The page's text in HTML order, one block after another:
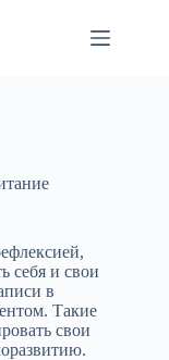
себя и свои
в
Такие
свои